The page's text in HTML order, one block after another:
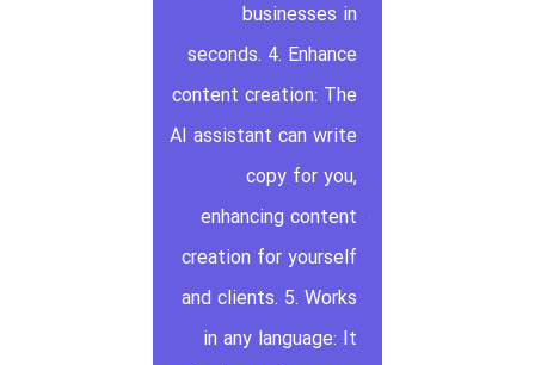
businesses in
seconds. 4. Enhance
content creation: The
AI assistant can write
copy for you,
enhancing content
creation for yourself
and clients. 5. Works
in any language: It